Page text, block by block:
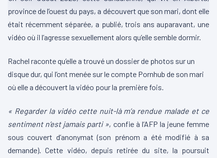
province de l’ouest du pays, a découvert que son mari, dont elle
était récemment séparée, a publié, trois ans auparavant, une
vidéo où il l’agresse sexuellement alors qu’elle semble dormir.
Rachel raconte qu’elle a trouvé un dossier de photos sur un
disque dur, qui l’ont menée sur le compte Pornhub de son mari
où elle a découvert la vidéo pour la première fois.
« Regarder la vidéo cette nuit-là m’a rendue malade et ce
sentiment n’est jamais parti », confie à l’AFP la jeune femme
sous couvert d’anonymat (son prénom a été modifié à sa
demande). Cette vidéo, depuis retirée du site, la poursuit